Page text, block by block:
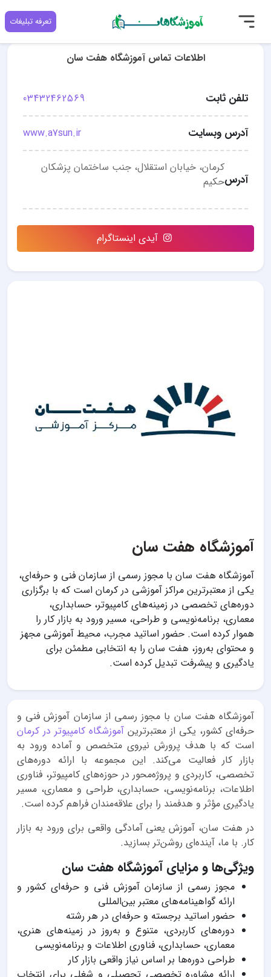
تعرفه تبلیغات
آموزشگاه هفت سان
آموزشگاه هفت سان با مجوز رسمی از سازمان فنی و حرفه‌ای،
یکی از معتبرترین مراکز آموزشی در کرمان است که با برگزاری
دوره‌های تخصصی در زمینه‌های کامپیوتر، حسابداری،
معماری، برنامه‌نویسی و طراحی، مسیر ورود به بازار کار را
هموار کرده است. حضور اساتید مجرب، محیط آموزشی مجهز
و محتوای به‌روز، هفت سان را به انتخابی مطمئن برای
یادگیری و پیشرفت تبدیل کرده است.
آموزشگاه هفت سان با مجوز رسمی از سازمان آموزش فنی و
حرفه‌ای کشور، یکی از معتبرترین آموزشگاه کامپیوتر در کرمان
است که با هدف پرورش نیروی متخصص و آماده ورود به
بازار کار فعالیت می‌کند. این مجموعه با ارائه دوره‌های
تخصصی، کاربردی و پروژه‌محور در حوزه‌های کامپیوتر، فناوری
اطلاعات، برنامه‌نویسی، حسابداری، طراحی و معماری، مسیر
یادگیری مؤثر و هدفمند را برای علاقه‌مندان فراهم کرده است.
در هفت سان، آموزش یعنی آمادگی واقعی برای ورود به بازار
کار. با ما، آینده‌ای روشن‌تر بسازید.
ویژگی‌ها و مزایای آموزشگاه هفت سان
مجوز رسمی از سازمان آموزش فنی و حرفه‌ای کشور و
ارائه گواهینامه‌های معتبر بین‌المللی
حضور اساتید برجسته و حرفه‌ای در هر رشته
دوره‌های کاربردی، متنوع و به‌روز در زمینه‌های هنری،
معماری، حسابداری، فناوری اطلاعات و برنامه‌نویسی
طراحی دوره‌ها بر اساس نیاز واقعی بازار کار
اطلاعات تماس آموزشگاه هفت سان
تلفن ثابت 03432462569
آدرس وبسایت www.a7sun.ir
آدرس
کرمان، خیابان استقلال، جنب ساختمان پزشکان
حکیم
آیدی اینستاگرام